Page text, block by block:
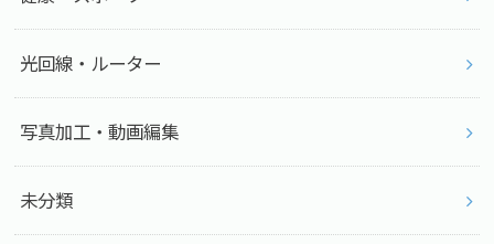
光回線・ルーター
写真加工・動画編集
未分類